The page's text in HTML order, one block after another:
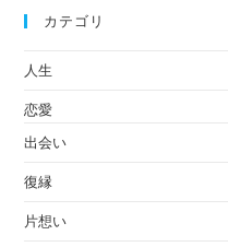
カテゴリ
人生
恋愛
出会い
復縁
片想い